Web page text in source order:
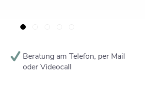
Beratung am Telefon, per Mail
oder Videocall